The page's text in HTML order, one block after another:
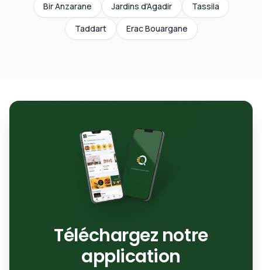
Bir Anzarane
Jardins d'Agadir
Tassila
Taddart
Erac Bouargane
Téléchargez notre
application